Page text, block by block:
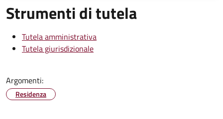
Strumenti di tutela
Tutela amministrativa
Tutela giurisdizionale
Argomenti:
Residenza